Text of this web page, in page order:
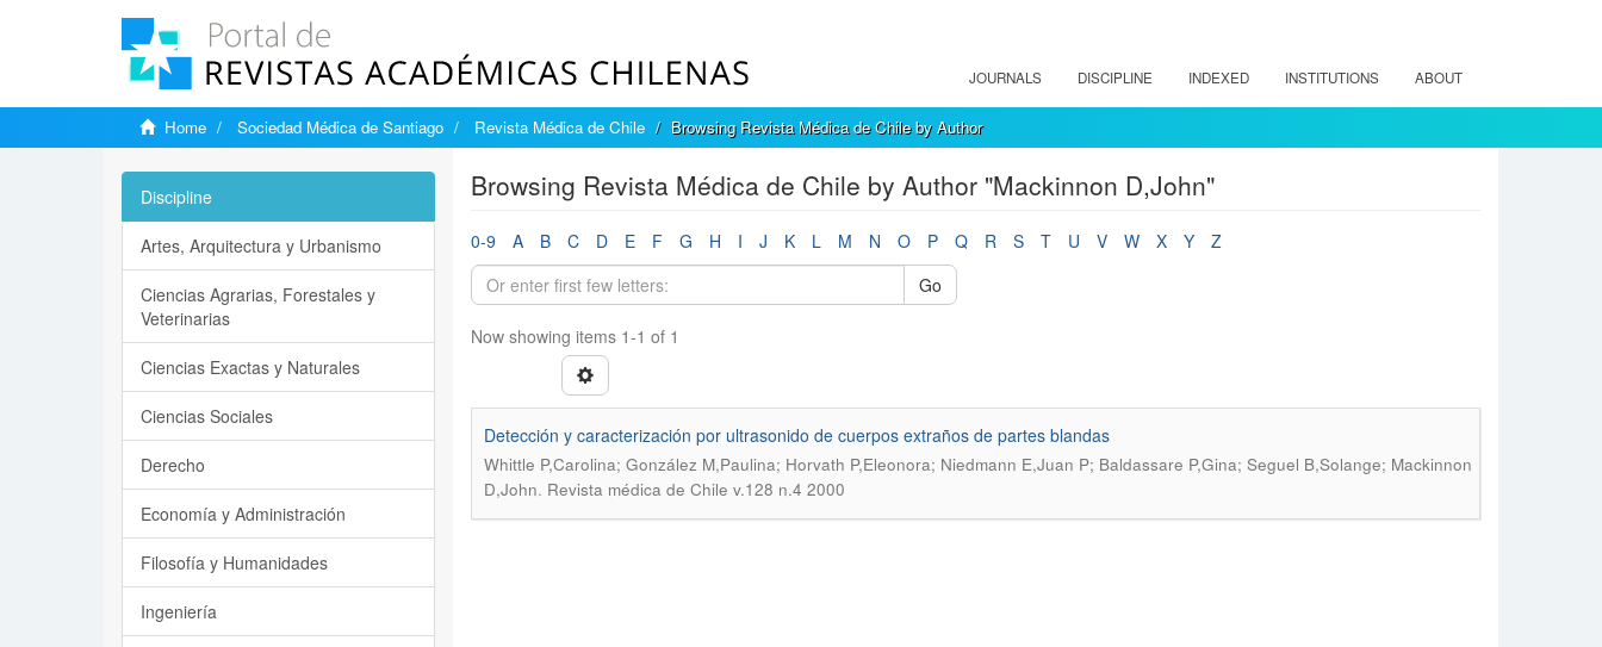
JOURNALS DISCIPLINE INDEXED INSTITUTIONS ABOUT
Home Sociedad Médica de Santiago Revista Médica de Chile Browsing Revista Médica de Chile by Author
Browsing Revista Médica de Chile by Author "Mackinnon D,John"
0-9 A B C D E F G H I J K L M N O P Q R S T U V W X Y
Z
Go
Now showing items 1-1 of 1
Detección y caracterización por ultrasonido de cuerpos extraños de partes blandas
Whittle P,Carolina; González M,Paulina; Horvath P,Eleonora; Niedmann E,Juan P; Baldassare P,Gina; Seguel B,Solange; Mackinnon
D,John. Revista médica de Chile v.128 n.4 2000
Discipline
Artes, Arquitectura y Urbanismo
Ciencias Agrarias, Forestales y
Veterinarias
Ciencias Exactas y Naturales
Ciencias Sociales
Derecho
Economía y Administración
Filosofía y Humanidades
Ingeniería